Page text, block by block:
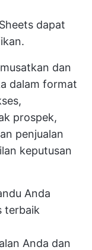
dapat
dan
dalam format
prospek,
penjualan
keputusan
Anda
terbaik
Anda dan